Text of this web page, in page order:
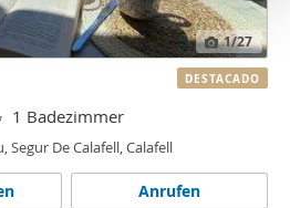
1/27
1 Badezimmer
Segur De Calafell, Calafell
Anrufen
DESTACADO